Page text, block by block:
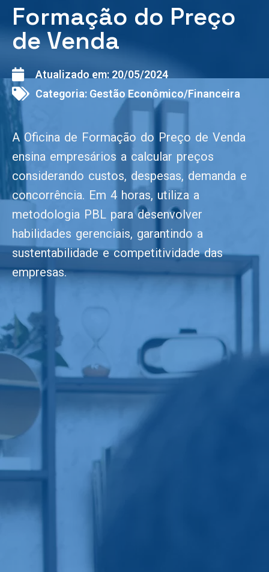
Formação do Preço
de Venda
Atualizado em: 20/05/2024
Categoria: Gestão Econômico/Financeira
A Oficina de Formação do Preço de Venda
ensina empresários a calcular preços
considerando custos, despesas, demanda e
concorrência. Em 4 horas, utiliza a
metodologia PBL para desenvolver
habilidades gerenciais, garantindo a
sustentabilidade e competitividade das
empresas.